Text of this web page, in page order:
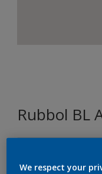
Rubbol BL
We respect your